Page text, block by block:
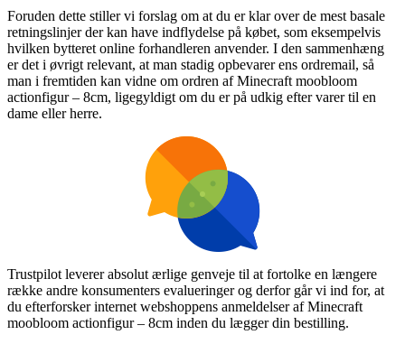
Foruden dette stiller vi forslag om at du er klar over de mest basale
retningslinjer der kan have indflydelse på købet, som eksempelvis
hvilken bytteret online forhandleren anvender. I den sammenhæng
er det i øvrigt relevant, at man stadig opbevarer ens ordremail, så
man i fremtiden kan vidne om ordren af Minecraft moobloom
actionfigur – 8cm, ligegyldigt om du er på udkig efter varer til en
dame eller herre.
Trustpilot leverer absolut ærlige genveje til at fortolke en længere
række andre konsumenters evalueringer og derfor går vi ind for, at
du efterforsker internet webshoppens anmeldelser af Minecraft
moobloom actionfigur – 8cm inden du lægger din bestilling.